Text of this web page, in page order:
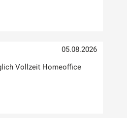
05.08.2026
Vollzeit Homeoffice